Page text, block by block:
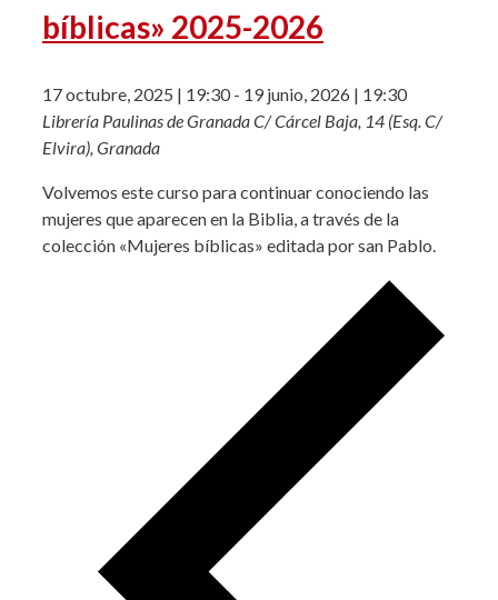
bíblicas» 2025-2026
17 octubre, 2025 | 19:30- 19 junio, 2026 | 19:30
Librería Paulinas de GranadaC/ Cárcel Baja, 14 (Esq. C/
Elvira), Granada
Volvemos este curso para continuar conociendo las
mujeres que aparecen en la Biblia, a través de la
colección «Mujeres bíblicas» editada por san Pablo.